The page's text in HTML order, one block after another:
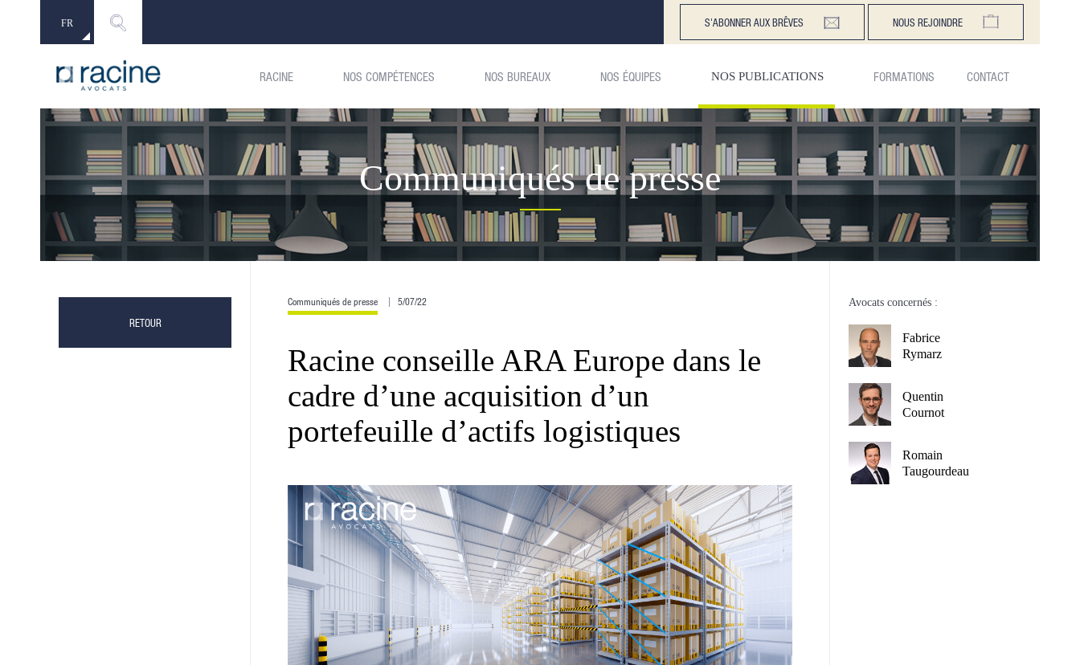
FR
EN
S'ABONNER AUX BRÊVES NOUS REJOINDRE
RACINE NOS COMPÉTENCES NOS BUREAUX NOS ÉQUIPES NOS PUBLICATIONS FORMATIONS CONTACT
Communiqués de presse
RETOUR
Communiqués de presse 5/07/22
Racine conseille ARA Europe dans le
cadre d’une acquisition d’un
portefeuille d’actifs logistiques
Avocats concernés :
Fabrice
Rymarz
Quentin
Cournot
Romain
Taugourdeau